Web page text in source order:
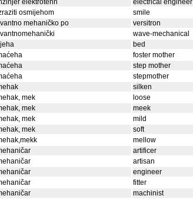
elektrotehn
electrical engineer
osmijehom
smile
mehaničko po
versitron
wave-mechanical
bed
foster mother
step mother
stepmother
silken
mek
loose
mek
meek
mek
mild
mek
soft
mellow
artificer
artisan
engineer
fitter
machinist